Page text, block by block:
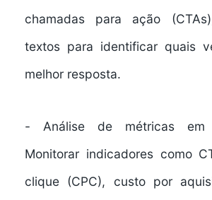
chamadas para ação
textos para identificar quais
melhor resposta.
- Análise de métricas
Monitorar indicadores como
clique (CPC), custo por